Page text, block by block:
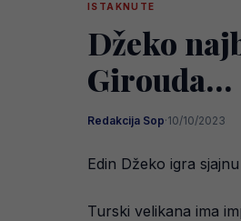
ISTAKNUTE
Džeko
Girouda…
Redakcija Sop·10/10/2023
Edin Džeko igra
Turski velikana ima